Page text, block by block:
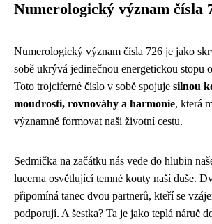
Numerologický význam čísla
Numerologický význam čísla 726 je jako
sobě ukrývá jedinečnou energetickou stopu
Toto trojciferné číslo v sobě spojuje silnou
moudrosti, rovnováhy a harmonie, která
významně formovat naši životní cestu.
Sedmička na začátku nás vede do hlubin
lucerna osvětlující temné kouty naší duše.
připomíná tanec dvou partnerů, kteří se
podporují. A šestka? Ta je jako teplá náruč